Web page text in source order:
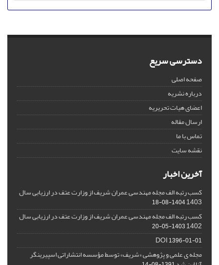
دسترسی سریع
صفحه اصلی
درباره نشریه
اعضای هیات تحریریه
ارسال مقاله
تماس با ما
نقشه سایت
آخرین اخبار
کسب رتبه الف مجله مهندسی عمران شریف از وزارت عتف در ارزیابی سال
1403
1404-08-18
کسب رتبه الف مجله مهندسی عمران شریف از وزارت عتف در ارزیابی سال
1402
1403-05-20
DOI1396-01-01
مجله ی علمی و پژوهشی «شریف» توسط مؤسسه انتشاراتی اسپیرینگر